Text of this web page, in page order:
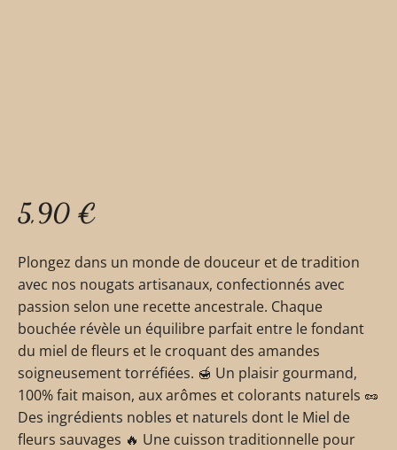
5,90 €
Plongez dans un monde de douceur et de tradition
avec nos nougats artisanaux, confectionnés avec
passion selon une recette ancestrale. Chaque
bouchée révèle un équilibre parfait entre le fondant
du miel de fleurs et le croquant des amandes
soigneusement torréfiées. 🍯 Un plaisir gourmand,
100% fait maison, aux arômes et colorants naturels 🥜
Des ingrédients nobles et naturels dont le Miel de
fleurs sauvages 🔥 Une cuisson traditionnelle pour